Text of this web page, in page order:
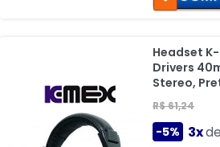
Headset
Drivers
Stereo,
R$ 61,24
-5% 3xde